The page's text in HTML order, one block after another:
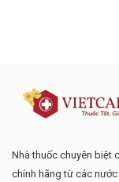
Nhà thuốc chuyên biệt
chính hãng từ các nước